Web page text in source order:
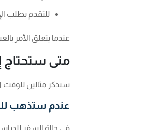
للتقدم بطلب
عندما يتعلق الأمر
متى ستحتاج
سنذكر مثالين للوقت
عندم ستذهب
في حالة السفر